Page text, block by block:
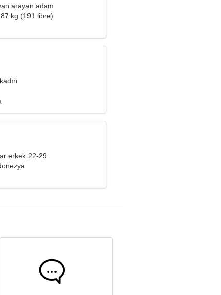
arayan adam
kg (191 libre)
erkek 22-29